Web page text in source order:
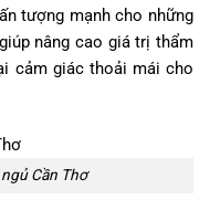
tượng mạnh cho những
nâng cao giá trị thẩm
cảm giác thoải mái cho
Cần Thơ